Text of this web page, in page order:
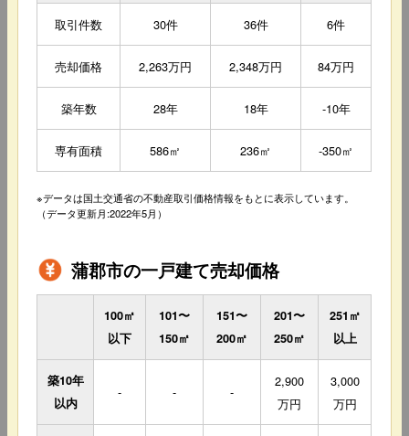
取引件数 30件 36件 6件
売却価格 2,263万円 2,348万円 84万円
築年数 28年 18年 -10年
専有面積 586㎡ 236㎡ -350㎡
※データは国土交通省の不動産取引価格情報をもとに表示しています。
（データ更新月:2022年5月）
蒲郡市の一戸建て売却価格
100㎡
以下
101〜
150㎡
151〜
200㎡
201〜
250㎡
251㎡
以上
築10年
以内
- - -
2,900
万円
3,000
万円